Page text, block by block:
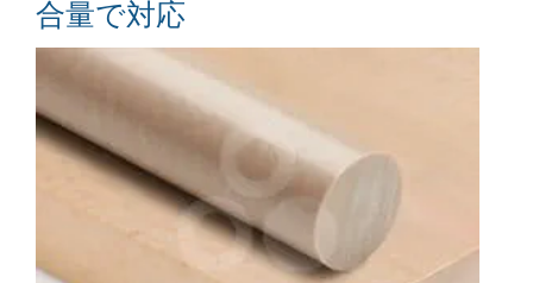
合量で対応